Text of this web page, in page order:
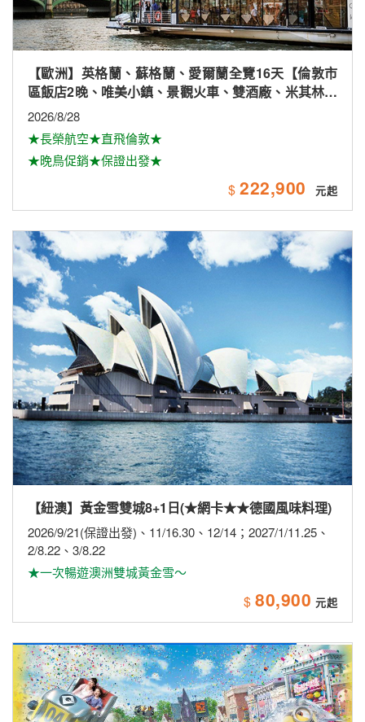
【紐澳】黃金雪雙城8+1日(★網卡★★德國風味料理)
2026/9/21(保證出發)、11/16.30、12/14；2027/1/11.25、
★一次暢遊澳洲雙城黃金雪～
$80,900
【日本】【長榮航空】激安大阪環球5日~住吉大社．
海鮮市場．和歌山城．和歌山電鐵．採果樂．環球影
★暑假最後下殺~最後破盤價★
$27,900